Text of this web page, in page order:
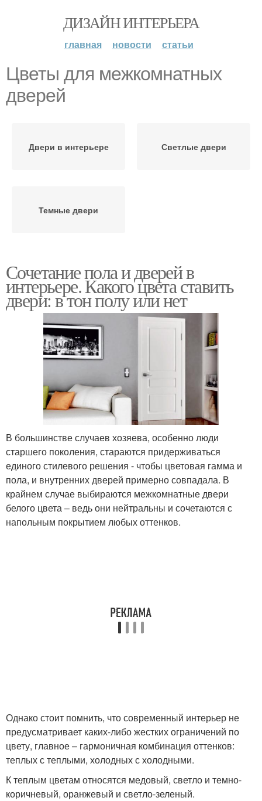
ДИЗАЙН ИНТЕРЬЕРА
главная новости статьи
Цветы для межкомнатных
дверей
Двери в интерьере Светлые двери
Темные двери
Сочетание пола и дверей в
интерьере. Какого цвета ставить
двери: в тон полу или нет
В большинстве случаев хозяева, особенно люди
старшего поколения, стараются придерживаться
единого стилевого решения - чтобы цветовая гамма и
пола, и внутренних дверей примерно совпадала. В
крайнем случае выбираются межкомнатные двери
белого цвета – ведь они нейтральны и сочетаются с
напольным покрытием любых оттенков.
Однако стоит помнить, что современный интерьер не
предусматривает каких-либо жестких ограничений по
цвету, главное – гармоничная комбинация оттенков:
теплых с теплыми, холодных с холодными.
К теплым цветам относятся медовый, светло и темно-
коричневый, оранжевый и светло-зеленый.